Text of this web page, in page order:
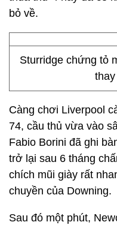
bỏ về.
Sturridge chứng tỏ
Càng chơi Liverpool
74, cầu thủ vừa vào
Fabio Borini đã ghi
trở lại sau 6 tháng
chích mũi giày rất
chuyền của Downing.
Sau đó một phút,